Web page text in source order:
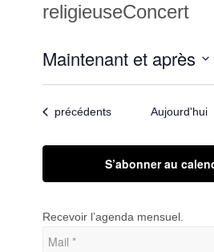
religieuseConcert
Maintenant et après
date.Évènements
précédents Aujourd'hui
S’abonner au
Recevoir l’agenda mensuel.